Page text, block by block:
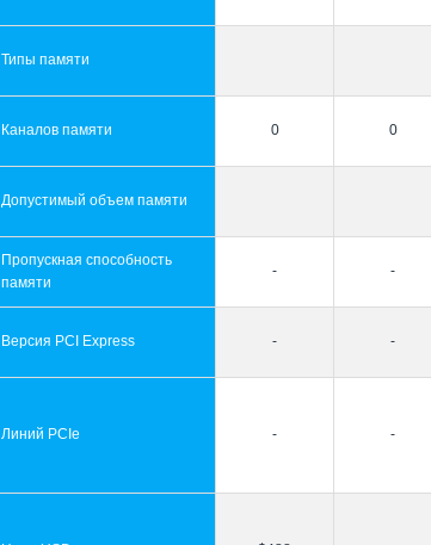
Типы памяти
Каналов памяти 0 0
Допустимый объем памяти
Пропускная способность
памяти
- -
Версия PCI Express - -
Линий PCIe - -